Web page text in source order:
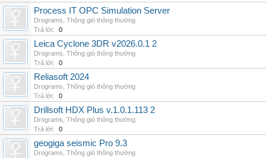
Process IT OPC Simulation Server
Drograms Thông gió thông thường
Trả lời:
0
Leica Cyclone 3DR v2026.0.1 2
Drograms Thông gió thông thường
Trả lời:
0
Reliasoft 2024
Drograms Thông gió thông thường
Trả lời:
0
Drillsoft HDX Plus v.1.0.1.113 2
Drograms Thông gió thông thường
Trả lời:
0
geogiga seismic Pro 9.3
Drograms Thông gió thông thường